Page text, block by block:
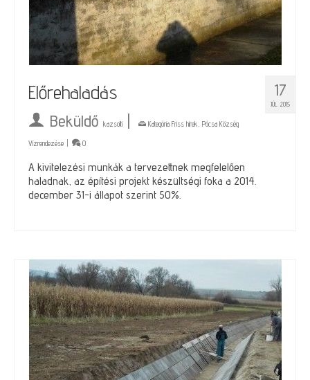
17
JÚL 2015
Előrehaladás
Beküldő kazsolti Kategória Friss hírek, Pócsa Község
Vízrendezése
0
A kivitelezési munkák a tervezettnek megfelelően
haladnak, az építési projekt készültségi foka a 2014.
december 31-i állapot szerint 50%.